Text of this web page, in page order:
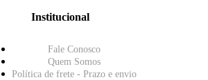
Institucional
Fale Conosco
Quem Somos
Política de frete - Prazo e envio